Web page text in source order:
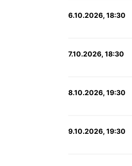
6.10.2026, 18:30
7.10.2026, 18:30
8.10.2026, 19:30
9.10.2026, 19:30